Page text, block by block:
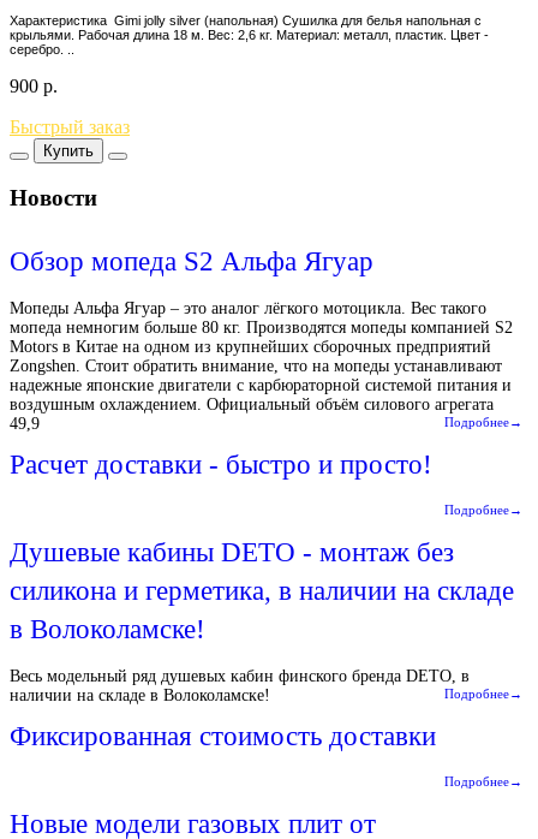
Характеристика Gimi jolly silver (напольная) Сушилка для белья напольная с
крыльями. Рабочая длина 18 м. Вес: 2,6 кг. Материал: металл, пластик. Цвет -
серебро. ..
900 р.
Быстрый заказ
Купить
Новости
Обзор мопеда S2 Альфа Ягуар
Мопеды Альфа Ягуар – это аналог лёгкого мотоцикла. Вес такого
мопеда немногим больше 80 кг. Производятся мопеды компанией S2
Motors в Китае на одном из крупнейших сборочных предприятий
Zongshen. Стоит обратить внимание, что на мопеды устанавливают
надежные японские двигатели с карбюраторной системой питания и
воздушным охлаждением. Официальный объём силового агрегата
49,9
Подробнее→
Расчет доставки - быстро и просто!
Подробнее→
Душевые кабины DETO - монтаж без
силикона и герметика, в наличии на складе
в Волоколамске!
Весь модельный ряд душевых кабин финского бренда DETO, в
наличии на складе в Волоколамске!
Подробнее→
Фиксированная стоимость доставки
Подробнее→
Новые модели газовых плит от